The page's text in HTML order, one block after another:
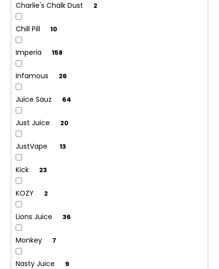
Charlie's Chalk Dust 2
Chill Pill 10
Imperia 158
Infamous 26
Juice Sauz 64
Just Juice 20
JustVape 13
Kick 23
KOZY 2
Lions Juice 36
Monkey 7
Nasty Juice 9